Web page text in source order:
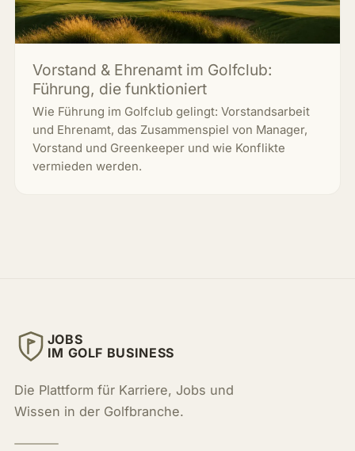
Vorstand & Ehrenamt im Golfclub:
Führung, die funktioniert
Wie Führung im Golfclub gelingt: Vorstandsarbeit
und Ehrenamt, das Zusammenspiel von Manager,
Vorstand und Greenkeeper und wie Konflikte
vermieden werden.
JOBS
IM GOLF BUSINESS
Die Plattform für Karriere, Jobs und
Wissen in der Golfbranche.